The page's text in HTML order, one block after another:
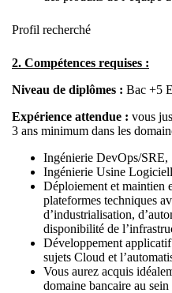
Profil recherché
2. Compétences requises :
Niveau de diplômes : Bac +5
Expérience attendue : vous
3 ans minimum dans les
Ingénierie DevOps/SRE,
Ingénierie Usine
Déploiement et maintien
plateformes techniques
d’industrialisation,
disponibilité de
Développement
sujets Cloud et
Vous aurez acquis
domaine bancaire au